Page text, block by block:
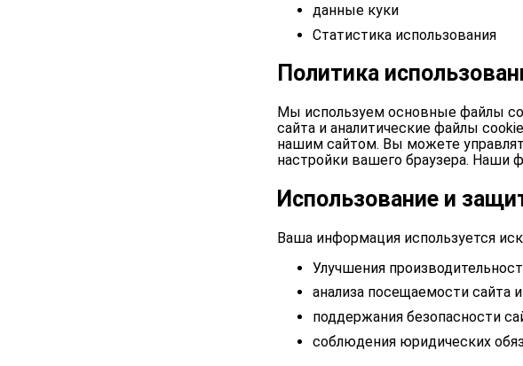
данные куки
Статистика использования
Политика
Мы используем основные файлы
сайта и аналитические файлы
нашим сайтом. Вы можете
настройки вашего браузера. Наши
Использование и
Ваша информация используется
Улучшения
анализа посещаемости сайта
поддержания безопасности
соблюдения юридических